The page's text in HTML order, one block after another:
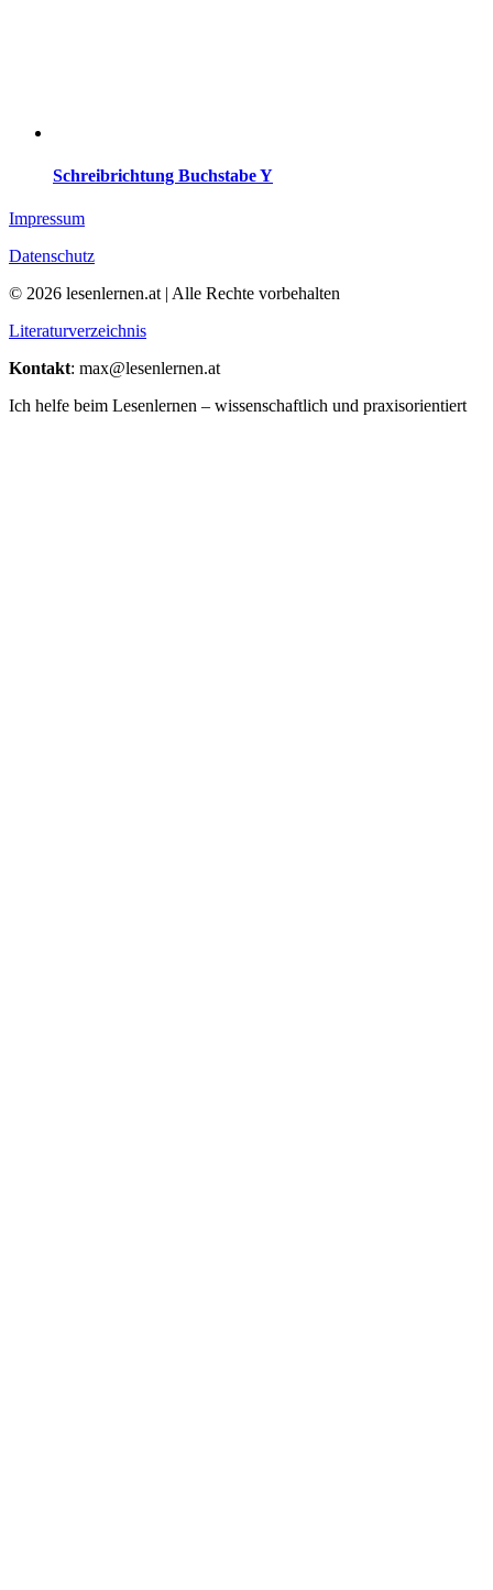
Schreibrichtung Buchstabe Y
Impressum
Datenschutz
© 2026 lesenlernen.at | Alle Rechte vorbehalten
Literaturverzeichnis
Kontakt: max@lesenlernen.at
Ich helfe beim Lesenlernen – wissenschaftlich und praxisorientiert